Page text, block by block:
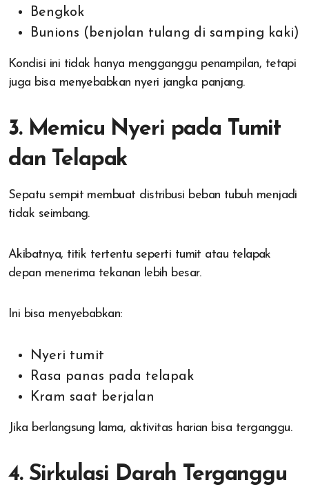
Bengkok
Bunions (benjolan tulang di samping kaki)
Kondisi ini tidak hanya mengganggu penampilan, tetapi
juga bisa menyebabkan nyeri jangka panjang.
3. Memicu Nyeri pada Tumit
dan Telapak
Sepatu sempit membuat distribusi beban tubuh menjadi
tidak seimbang.
Akibatnya, titik tertentu seperti tumit atau telapak
depan menerima tekanan lebih besar.
Ini bisa menyebabkan:
Nyeri tumit
Rasa panas pada telapak
Kram saat berjalan
Jika berlangsung lama, aktivitas harian bisa terganggu.
4. Sirkulasi Darah Terganggu